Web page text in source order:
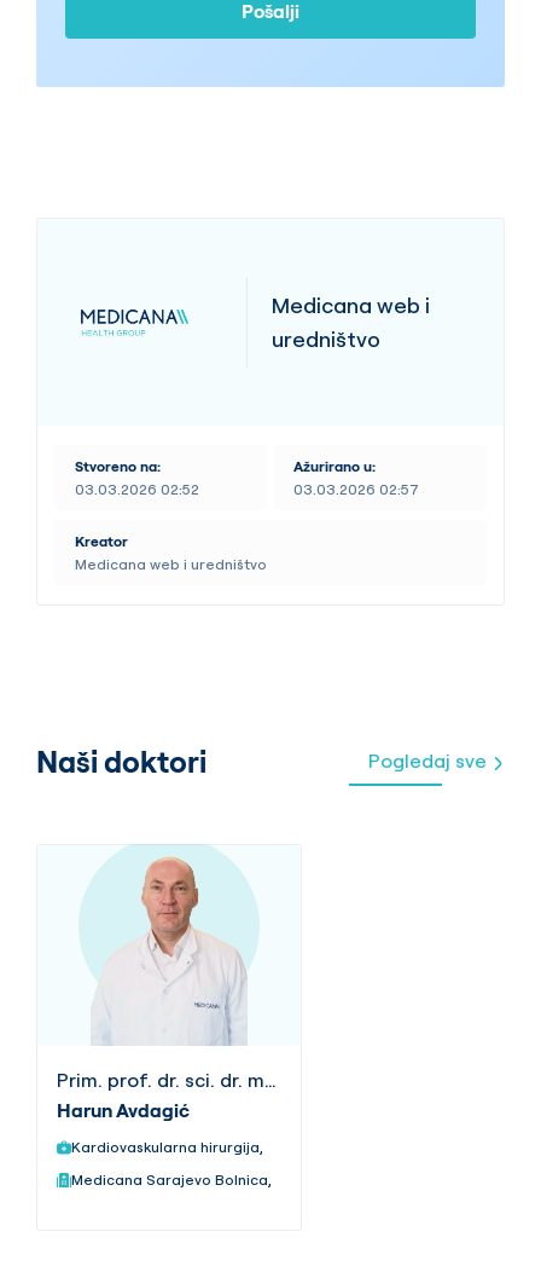
šalju komercijalne elektronske poruke
poput: poziva, SMS, e-mailova, a sve u
aktivnosti
Pošalji
Medicana web i
uredništvo
Stvoreno na:
03.03.2026 02:52
Ažurirano u:
03.03.2026 02:57
Kreator
Medicana web i uredništvo
Naši doktori Pogledaj sve
Prim. prof. dr. sci. dr. med.
Harun Avdagić
Kardiovaskularna hirurgija,
Medicana Sarajevo Bolnica,